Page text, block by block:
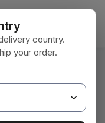
country.
your order.